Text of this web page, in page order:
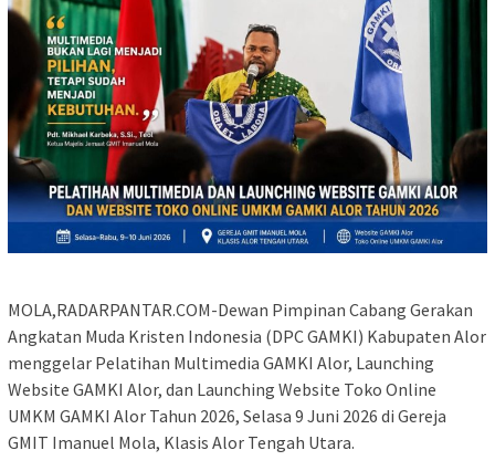
MOLA,RADARPANTAR.COM-Dewan Pimpinan Cabang Gerakan
Angkatan Muda Kristen Indonesia (DPC GAMKI) Kabupaten Alor
menggelar Pelatihan Multimedia GAMKI Alor, Launching
Website GAMKI Alor, dan Launching Website Toko Online
UMKM GAMKI Alor Tahun 2026, Selasa 9 Juni 2026 di Gereja
GMIT Imanuel Mola, Klasis Alor Tengah Utara.